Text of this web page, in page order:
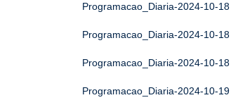
Programacao_Diaria-2024-10-18
Programacao_Diaria-2024-10-18
Programacao_Diaria-2024-10-18
Programacao_Diaria-2024-10-19